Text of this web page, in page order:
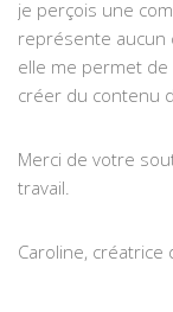
je perçois une
représente aucun
elle me permet
créer du contenu
Merci de votre
travail.
Caroline,